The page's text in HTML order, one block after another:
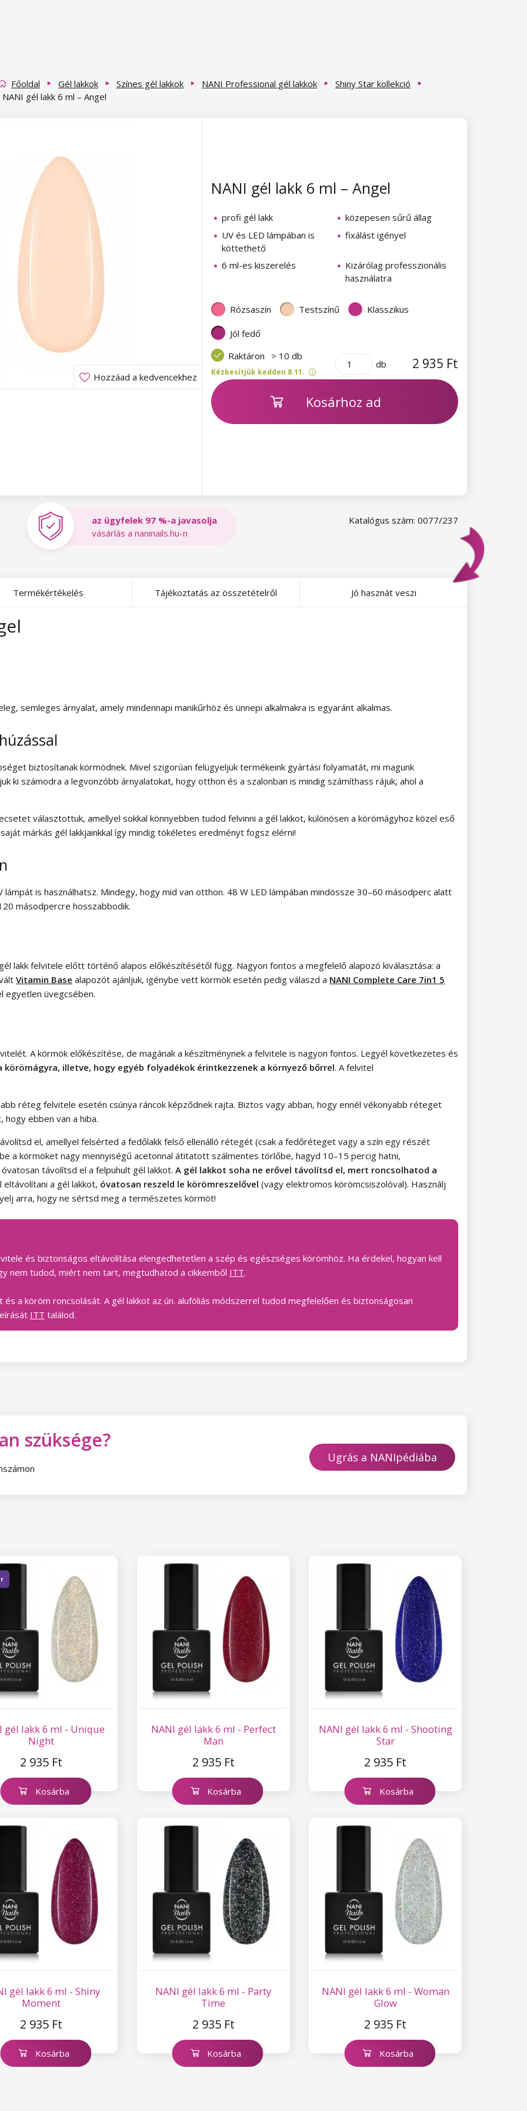
Főoldal Gél lakkok Színes gél lakkok NANI Professional gél lakkok
Shiny Star kollekció
NANI gél lakk 6 ml – Angel
Hozzáad a kedvencekhez
NANI gél lakk 6 ml – Angel
profi gél lakk
közepesen sűrű állag
UV és LED lámpában is
köttethető
fixálást igényel
6 ml-es kiszerelés
Kizárólag professzionális
használatra
Rózsaszín Testszínű Klasszikus
Jól fedő
Raktáron
> 10 db
Kézbesítjük kedden 8.11.
db 2 935 Ft
Kosárhoz ad
Katalógus szám: 0077/237
az ügyfelek 97 %-a javasolja
vásárlás a naninails.hu-n
semleges árnyalat, amely mindennapi manikűrhöz és ünnepi alkalmakra is egyaránt alkalmas.
biztosítanak körmödnek. Mivel szigorúan felügyeljük termékeink gyártási folyamatát, mi magunk
ki számodra a legvonzóbb árnyalatokat, hogy otthon és a szalonban is mindig számíthass rájuk, ahol a
választottuk, amellyel sokkal könnyebben tudod felvinni a gél lakkot, különösen a körömágyhoz közel eső
saját márkás gél lakkjainkkal így mindig tökéletes eredményt fogsz elérni!
lámpát is használhatsz. Mindegy, hogy mid van otthon. 48 W LED lámpában mindössze 30–60 másodperc alatt
másodpercre hosszabbodik.
lakk felvitele előtt történő alapos előkészítésétől függ. Nagyon fontos a megfelelő alapozó kiválasztása: a
Vitamin Base alapozót ajánljuk, igénybe vett körmök esetén pedig válaszd a NANI Complete Care 7in1 5
egyetlen üvegcsében.
A körmök előkészítése, de magának a készítménynek a felvitele is nagyon fontos. Legyél következetes és
illetve, hogy egyéb folyadékok érintkezzenek a környező bőrrel. A felvitel
réteg felvitele esetén csúnya ráncok képződnek rajta. Biztos vagy abban, hogy ennél vékonyabb réteget
hogy ebben van a hiba.
el, amellyel felsérted a fedőlakk felső ellenálló rétegét (csak a fedőréteget vagy a szín egy részét
a körmöket nagy mennyiségű acetonnal átitatott szálmentes törlőbe, hagyd 10–15 percig hatni,
távolítsd el a felpuhult gél lakkot. A gél lakkot soha ne erővel távolítsd el, mert roncsolhatod a
a gél lakkot, óvatosan reszeld le körömreszelővel (vagy elektromos körömcsiszolóval). Használj
arra, hogy ne sértsd meg a természetes körmöt!
és biztonságos eltávolítása elengedhetetlen a szép és egészséges körömhöz. Ha érdekel, hogyan kell
nem tudod, miért nem tart, megtudhatod a cikkemből ITT.
és a köröm roncsolását. A gél lakkot az ún. alufóliás módszerrel tudod megfelelően és biztonságosan
ITT találod.
Termékértékelés Tájékoztatás az összetételről Jó hasznát veszi
szüksége?
Ugrás a NANIpédiába
gél lakk 6 ml - Unique
Night
2 935 Ft
Kosárba
NANI gél lakk 6 ml - Perfect
Man
2 935 Ft
Kosárba
NANI gél lakk 6 ml - Shooting
Star
2 935 Ft
Kosárba
gél lakk 6 ml - Shiny
Moment
2 935 Ft
Kosárba
NANI gél lakk 6 ml - Party
Time
2 935 Ft
Kosárba
NANI gél lakk 6 ml - Woman
Glow
2 935 Ft
Kosárba